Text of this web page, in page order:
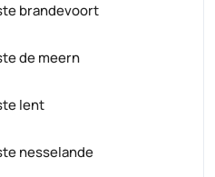
brandevoort
de meern
lent
nesselande